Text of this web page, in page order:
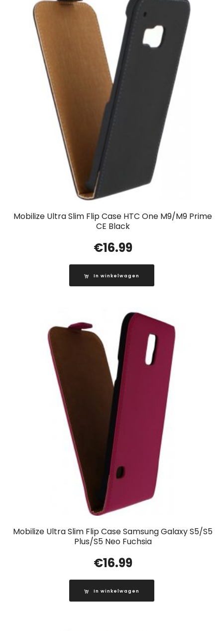
Mobilize Ultra Slim Flip Case HTC One M9/M9 Prime
CE Black
€16.99
In winkelwagen
Mobilize Ultra Slim Flip Case Samsung Galaxy S5/S5
Plus/S5 Neo Fuchsia
€16.99
In winkelwagen